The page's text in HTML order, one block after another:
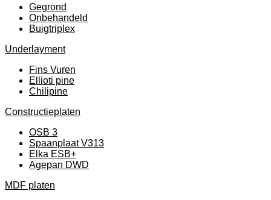
Gegrond
Onbehandeld
Buigtriplex
Underlayment
Fins Vuren
Ellioti pine
Chilipine
Constructieplaten
OSB 3
Spaanplaat V313
Elka ESB+
Agepan DWD
MDF platen